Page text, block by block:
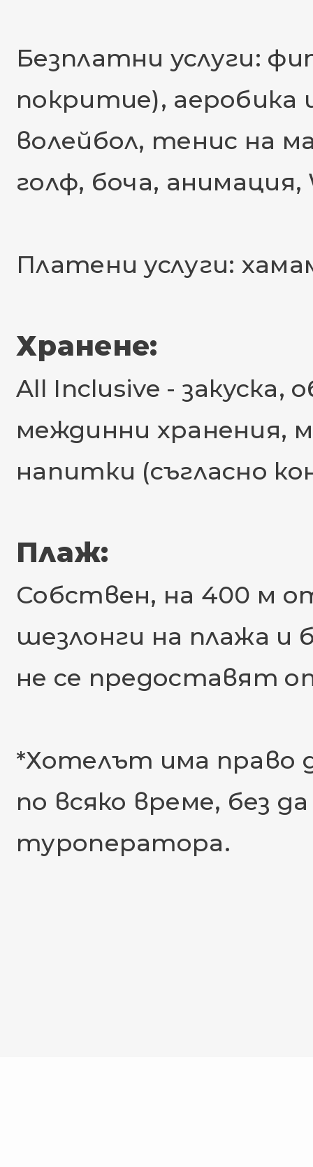
Безплатни услуги:
покритие), аеробика
волейбол, тенис на
голф, боча, анимация,
Платени услуги:
Хранене:
All Inclusive - закуска,
междинни хранения,
напитки (съгласно
Плаж:
Собствен, на 400 м
шезлонги на плажа и
не се предоставят
*Хотелът има право
по всяко време, без
туроператора.